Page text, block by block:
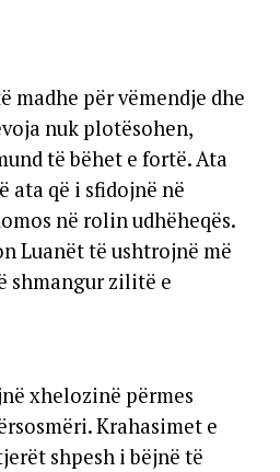
madhe për vëmendje dhe
nuk plotësohen,
të bëhet e fortë. Ata
ata që i sfidojnë në
në rolin udhëheqës.
Luanët të ushtrojnë më
shmangur zilitë e
xhelozinë përmes
Krahasimet e
shpesh i bëjnë të